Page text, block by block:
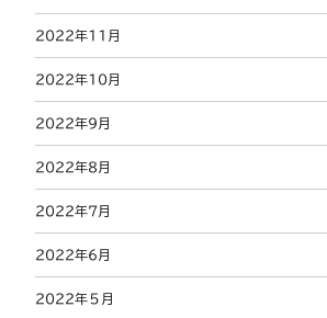
2022年11月
2022年10月
2022年9月
2022年8月
2022年7月
2022年6月
2022年５月